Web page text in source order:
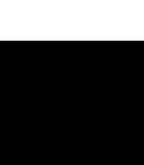
ali
pomijete v
prijeten